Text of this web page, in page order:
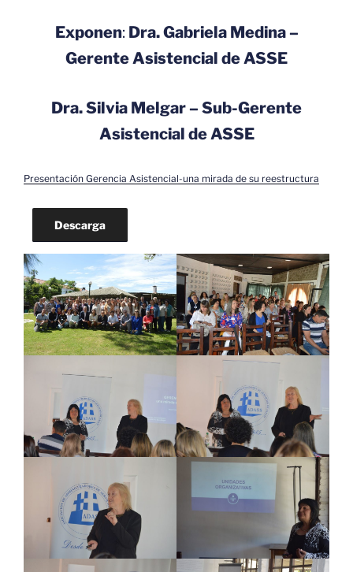
Exponen: Dra. Gabriela Medina –
Gerente Asistencial de ASSE
Dra. Silvia Melgar – Sub-Gerente
Asistencial de ASSE
Presentación Gerencia Asistencial-una mirada de su reestructura
Descarga